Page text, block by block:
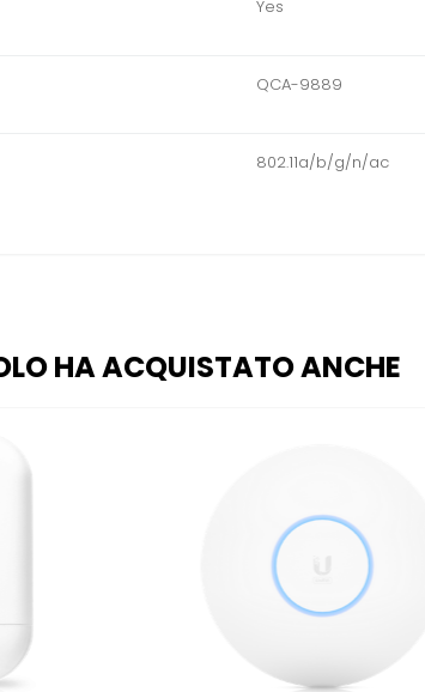
Yes
QCA-9889
802.11a/b/g/n/ac
HA ACQUISTATO ANCHE